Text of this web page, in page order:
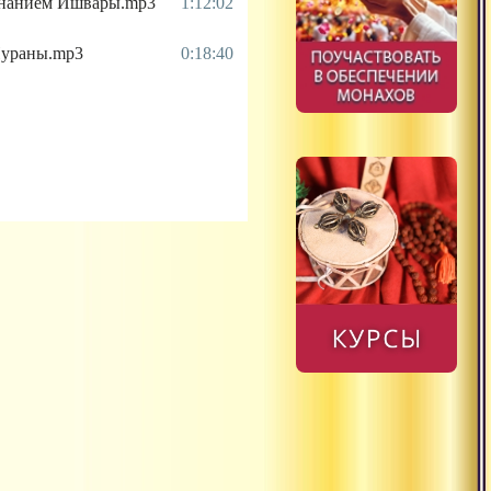
0:18:40